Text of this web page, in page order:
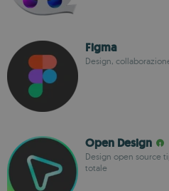
Figma
Design,
Open Design
Design open source
totale